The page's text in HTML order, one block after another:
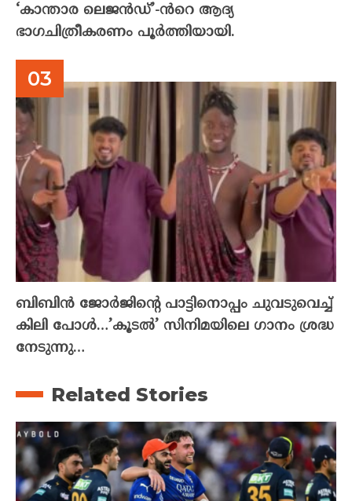
‘കാന്താര ലെജൻഡ്’-ൻറെ ആദ്യ
ഭാഗചിത്രീകരണം പൂർത്തിയായി.
ബിബിൻ ജോർജിന്റെ പാട്ടിനൊപ്പം ചുവടുവെച്ച്
കിലി പോൾ…’കൂടൽ’ സിനിമയിലെ ഗാനം ശ്രദ്ധ
നേടുന്നു…
Related Stories